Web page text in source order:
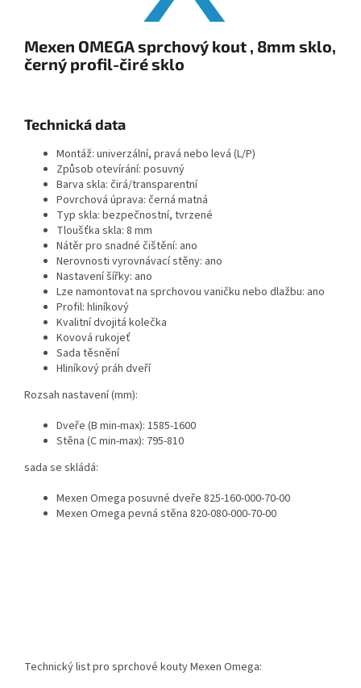
Mexen OMEGA sprchový kout , 8mm sklo,
černý profil-čiré sklo
Technická data
Montáž: univerzální, pravá nebo levá (L/P)
Způsob otevírání: posuvný
Barva skla: čirá/transparentní
Povrchová úprava: černá matná
Typ skla: bezpečnostní, tvrzené
Tloušťka skla: 8 mm
Nátěr pro snadné čištění: ano
Nerovnosti vyrovnávací stěny: ano
Nastavení šířky: ano
Lze namontovat na sprchovou vaničku nebo dlažbu: ano
Profil: hliníkový
Kvalitní dvojitá kolečka
Kovová rukojeť
Sada těsnění
Hliníkový práh dveří
Rozsah nastavení (mm):
Dveře (B min-max): 1585-1600
Stěna (C min-max): 795-810
sada se skládá:
Mexen Omega posuvné dveře 825-160-000-70-00
Mexen Omega pevná stěna 820-080-000-70-00
Technický list pro sprchové kouty Mexen Omega: